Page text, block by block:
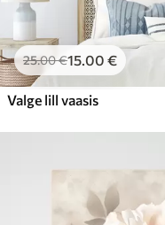
25.00€15.00 €
Valge lill vaasis